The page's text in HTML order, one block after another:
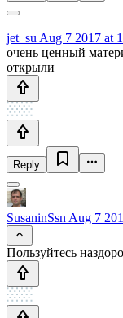
jet_su Aug 7 2017 at
очень ценный
открыли
Reply
SusaninSsn Aug 7
Пользуйтесь